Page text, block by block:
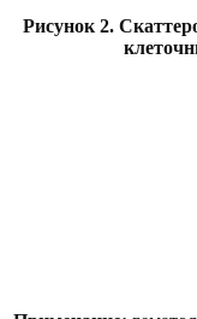
Рисунок 2.